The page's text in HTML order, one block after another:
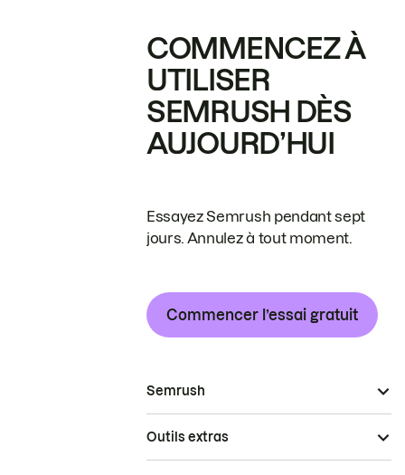
COMMENCEZ À
UTILISER
SEMRUSH DÈS
AUJOURD’HUI
Essayez Semrush pendant sept
jours. Annulez à tout moment.
Commencer l’essai gratuit
Semrush
Outils extras